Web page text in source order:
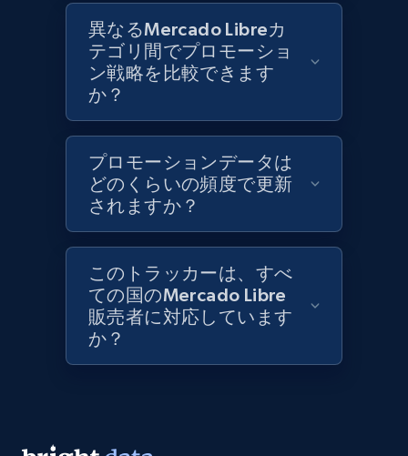
URL, Domain, Marketplace pn, Sku, Other pn,
Model number, Gtin ean pn, Product name, and
991+
Lowes.com - Gather data on products using
specified keywords
991+ 162+ 今すぐ始める
URL, Domain, Marketplace pn, Sku, Other pn,
異なるMercado Libreカ
テゴリ間でプロモーショ
ン戦略を比較できます
か？
プロモーションデータは
どのくらいの頻度で更新
されますか？
このトラッカーは、すべ
ての国のMercado Libre
販売者に対応しています
か？